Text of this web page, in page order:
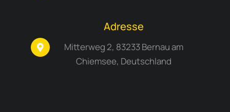
Adresse
Mitterweg 2, 83233 Bernau am
Chiemsee, Deutschland